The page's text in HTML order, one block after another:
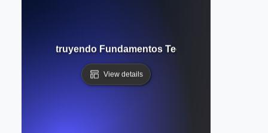
Construyendo Fundamentos Teóricos para
View details